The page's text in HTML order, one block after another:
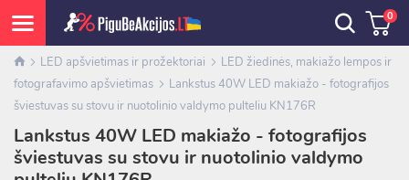
0
LED apšvietimas ir prožektoriai
LED žiedinės, makiažo lempos ir
fotografavimo apšvietimas
Lankstus 40W LED makiažo - fotografijos
šviestuvas su stovu ir nuotolinio valdymo pulteliu KN176R
Lankstus 40W LED makiažo - fotografijos
šviestuvas su stovu ir nuotolinio valdymo